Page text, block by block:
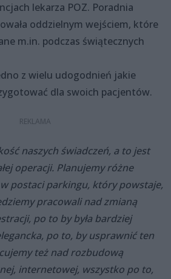
lekarza POZ. Poradnia
oddzielnym wejściem, które
m.in. podczas świątecznych
z wielu udogodnień jakie
dla swoich pacjentów.
naszych świadczeń, a to jest
operacji. Planujemy różne
postaci parkingu, który powstaje,
pracowali nad zmianą
po to by była bardziej
po to, by usprawnić ten
też nad rozbudową
internetowej, wszystko po to,